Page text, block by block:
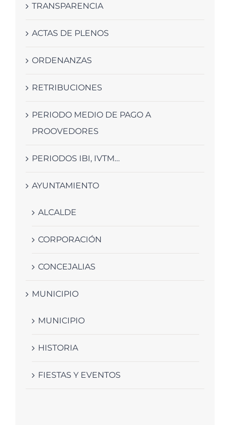
TRANSPARENCIA
ACTAS DE PLENOS
ORDENANZAS
RETRIBUCIONES
PERIODO MEDIO DE PAGO A
PROOVEDORES
PERIODOS IBI, IVTM…
AYUNTAMIENTO
ALCALDE
CORPORACIÓN
CONCEJALIAS
MUNICIPIO
MUNICIPIO
HISTORIA
FIESTAS Y EVENTOS